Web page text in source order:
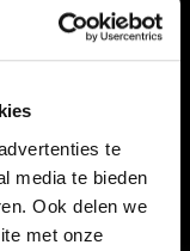
te
media te bieden
Ook delen we
met onze